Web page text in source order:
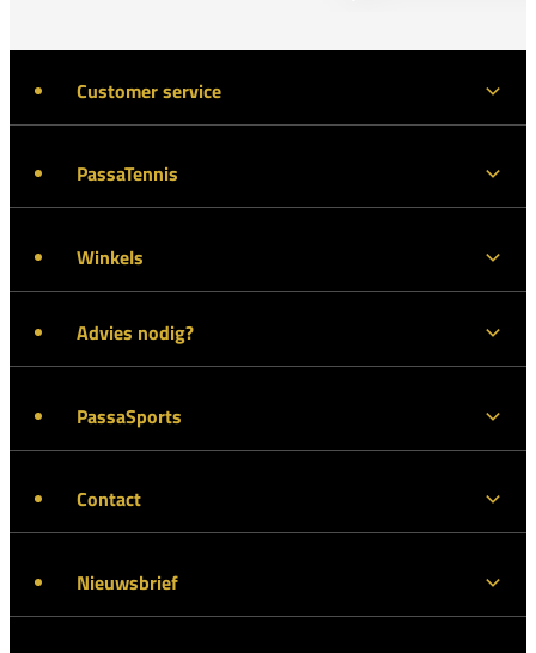
Customer service
PassaTennis
Winkels
Advies nodig?
PassaSports
Contact
Nieuwsbrief